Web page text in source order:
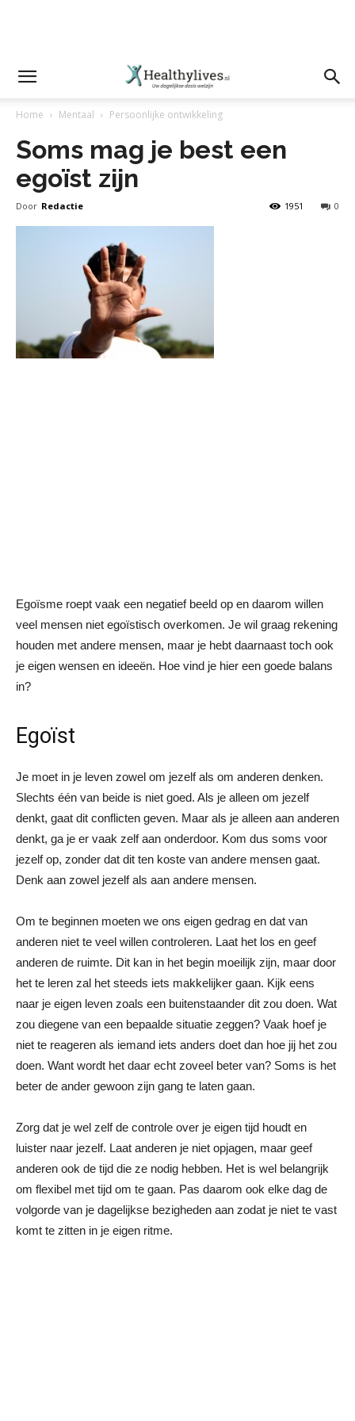
Home Mentaal Persoonlijke ontwikkeling
Soms mag je best een
egoïst zijn
Door Redactie 0
1951
Egoïsme roept vaak een negatief beeld op en daarom willen
veel mensen niet egoïstisch overkomen. Je wil graag rekening
houden met andere mensen, maar je hebt daarnaast toch ook
je eigen wensen en ideeën. Hoe vind je hier een goede balans
in?
Egoïst
Je moet in je leven zowel om jezelf als om anderen denken.
Slechts één van beide is niet goed. Als je alleen om jezelf
denkt, gaat dit conflicten geven. Maar als je alleen aan anderen
denkt, ga je er vaak zelf aan onderdoor. Kom dus soms voor
jezelf op, zonder dat dit ten koste van andere mensen gaat.
Denk aan zowel jezelf als aan andere mensen.
Om te beginnen moeten we ons eigen gedrag en dat van
anderen niet te veel willen controleren. Laat het los en geef
anderen de ruimte. Dit kan in het begin moeilijk zijn, maar door
het te leren zal het steeds iets makkelijker gaan. Kijk eens
naar je eigen leven zoals een buitenstaander dit zou doen. Wat
zou diegene van een bepaalde situatie zeggen? Vaak hoef je
niet te reageren als iemand iets anders doet dan hoe jij het zou
doen. Want wordt het daar echt zoveel beter van? Soms is het
beter de ander gewoon zijn gang te laten gaan.
Zorg dat je wel zelf de controle over je eigen tijd houdt en
luister naar jezelf. Laat anderen je niet opjagen, maar geef
anderen ook de tijd die ze nodig hebben. Het is wel belangrijk
om flexibel met tijd om te gaan. Pas daarom ook elke dag de
volgorde van je dagelijkse bezigheden aan zodat je niet te vast
komt te zitten in je eigen ritme.